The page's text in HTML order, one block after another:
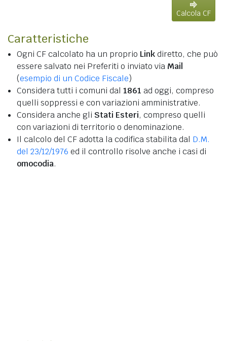
Calcola CF
Caratteristiche
Ogni CF calcolato ha un proprio Linkdiretto, che può
essere salvato nei Preferiti o inviato via Mail
(esempio di un Codice Fiscale)
Considera tutti i comuni dal 1861 ad oggi, compreso
quelli soppressi e con variazioni amministrative.
Considera anche gli Stati Esteri, compreso quelli
con variazioni di territorio o denominazione.
Il calcolo del CF adotta la codifica stabilita dal D.M.
del 23/12/1976 ed il controllo risolve anche i casi di
omocodia.